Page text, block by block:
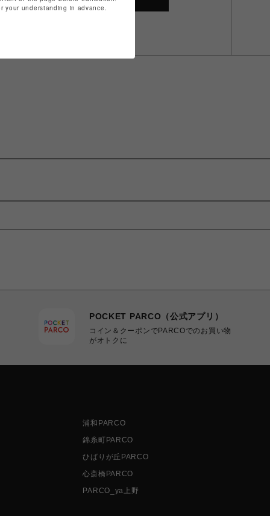
POCKET PARCO（公式アプリ）
コイン＆クーポンでPARCOでのお買い物
がオトクに
浦和PARCO
錦糸町PARCO
ひばりが丘PARCO
心斎橋PARCO
PARCO_ya上野
your understanding in advance.